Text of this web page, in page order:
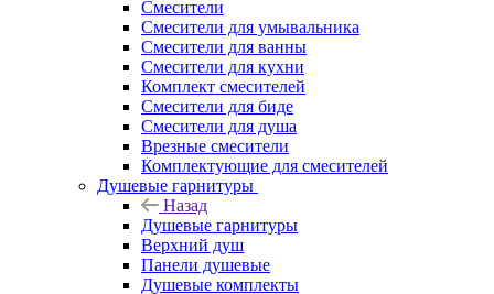
Смесители
Смесители для умывальника
Смесители для ванны
Смесители для кухни
Комплект смесителей
Смесители для биде
Смесители для душа
Врезные смесители
Комплектующие для смесителей
Душевые гарнитуры
Назад
Душевые гарнитуры
Верхний душ
Панели душевые
Душевые комплекты